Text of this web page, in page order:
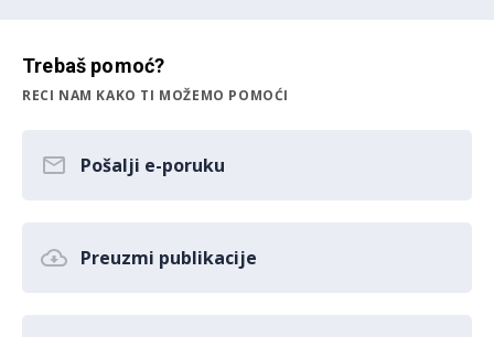
Trebaš pomoć?
RECI NAM KAKO TI MOŽEMO POMOĆI
Pošalji e-poruku
Preuzmi publikacije